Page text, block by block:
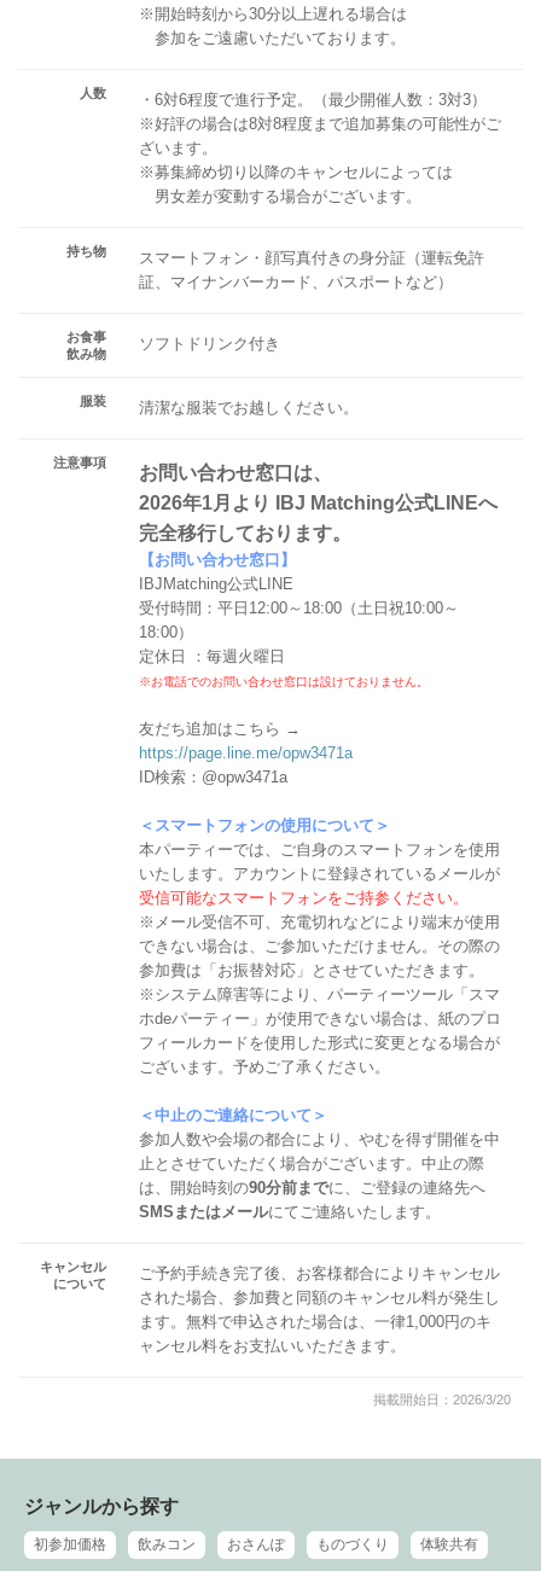
※開始時刻から30分以上遅れる場合は
参加をご遠慮いただいております。
人数
・6対6程度で進行予定。（最少開催人数：3対3）
※好評の場合は8対8程度まで追加募集の可能性がご
ざいます。
※募集締め切り以降のキャンセルによっては
男女差が変動する場合がございます。
持ち物
スマートフォン・顔写真付きの身分証（運転免許
証、マイナンバーカード、パスポートなど）
お食事
飲み物
ソフトドリンク付き
服装 清潔な服装でお越しください。
注意事項
お問い合わせ窓口は、
2026年1月より IBJ Matching公式LINEへ
完全移行しております。
【お問い合わせ窓口】
IBJMatching公式LINE
受付時間：平日12:00～18:00（土日祝10:00～
18:00）
定休日 ：毎週火曜日
※お電話でのお問い合わせ窓口は設けておりません。
友だち追加はこちら →
https://page.line.me/opw3471a
ID検索：@opw3471a
＜スマートフォンの使用について＞
本パーティーでは、ご自身のスマートフォンを使用
いたします。アカウントに登録されているメールが
受信可能なスマートフォンをご持参ください。
※メール受信不可、充電切れなどにより端末が使用
できない場合は、ご参加いただけません。その際の
参加費は「お振替対応」とさせていただきます。
※システム障害等により、パーティーツール「スマ
ホdeパーティー」が使用できない場合は、紙のプロ
フィールカードを使用した形式に変更となる場合が
ございます。予めご了承ください。
＜中止のご連絡について＞
参加人数や会場の都合により、やむを得ず開催を中
止とさせていただく場合がございます。中止の際
は、開始時刻の90分前までに、ご登録の連絡先へ
SMSまたはメールにてご連絡いたします。
キャンセル
について
ご予約手続き完了後、お客様都合によりキャンセル
された場合、参加費と同額のキャンセル料が発生し
ます。無料で申込された場合は、一律1,000円のキ
ャンセル料をお支払いいただきます。
掲載開始日：2026/3/20
ジャンルから探す
初参加価格 飲みコン おさんぽ ものづくり 体験共有